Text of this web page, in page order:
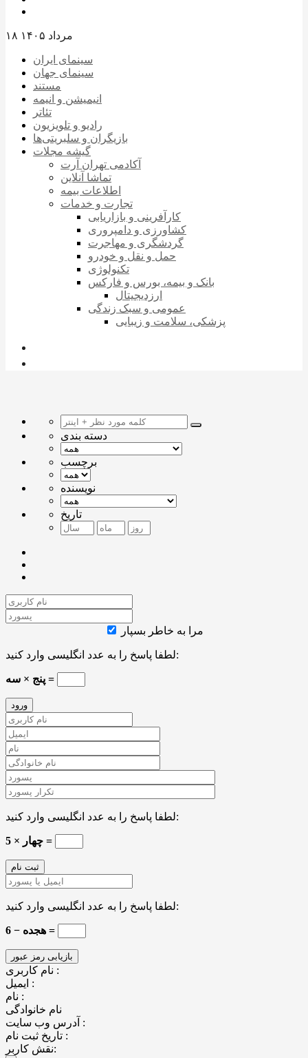
۱۸ مرداد ۱۴۰۵
سینمای ایران
سینمای جهان
مستند
انیمیشن و انیمه
تئاتر
رادیو و تلویزیون
بازیگران و سلبریتی‌ها
گیشه مجلات
آکادمی تهران آرت
تماشا آنلاین
اطلاعات بیمه
تجارت و خدمات
کارآفرینی و بازاریابی
کشاورزی و دامپروری
گردشگری و مهاجرت
حمل و نقل و خودرو
تکنولوژی
بانک و بیمه، بورس و فارکس
ارزدیجیتال
عمومی و سبک زندگی
پزشکی، سلامت و زیبایی
دسته بندی
برچسب
نویسنده
تاریخ
مرا به خاطر بسپار
لطفا پاسخ را به عدد انگلیسی وارد کنید:
پنج × سه =
لطفا پاسخ را به عدد انگلیسی وارد کنید:
5 × چهار =
لطفا پاسخ را به عدد انگلیسی وارد کنید:
هجده − 6 =
نام کاربری :
ایمیل :
نام :
نام خانوادگی
آدرس وب سایت :
تاریخ ثبت نام :
نقش کاربر: